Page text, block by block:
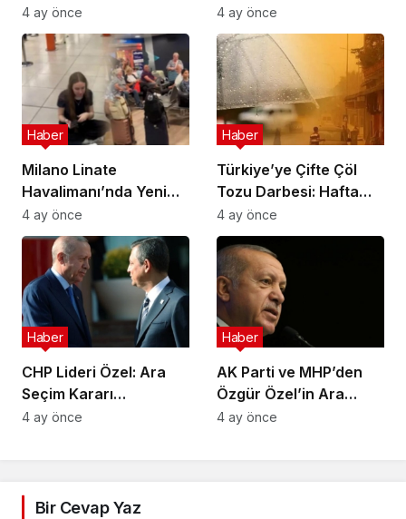
Uluslararası
Astrobiyoloji Etkinliğine
Ev Sahipliği Yapacak
4 ay önce
Cinayet Şüphesiyle 7
İlde Eş Zamanlı
Operasyon
4 ay önce
Milano Linate
Havalimanı’nda Yeni
Sınır Kontrol Sistemi
Aksaklıklara Yol Açtı
Haber
4 ay önce
Türkiye’ye Çifte Çöl
Tozu Darbesi: Hafta
Sonu Çamur Yağacak!
Haber
4 ay önce
CHP Lideri Özel: Ara
Seçim Kararı
Yürütmenin Değil
Haber
4 ay önce
AK Parti ve MHP’den
Özgür Özel’in Ara
Seçim Çağrısına Ret
Haber
4 ay önce
Bir Cevap Yaz